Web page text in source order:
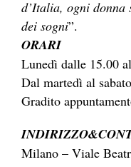
d’Italia, ogni
dei sogni”.
ORARI
Lunedì dalle 15.00
Dal martedì al
Gradito
Milano – Viale